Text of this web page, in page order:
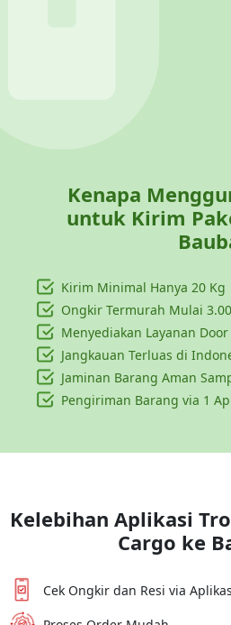
Kenapa
untuk Kirim
Kirim Minimal Hanya 20 Kg
Ongkir Termurah Mulai
Menyediakan Layanan
Jangkauan Terluas di
Jaminan Barang Aman
Pengiriman Barang via 1
Kelebihan Aplikasi
Cargo ke
Cek Ongkir dan Resi via